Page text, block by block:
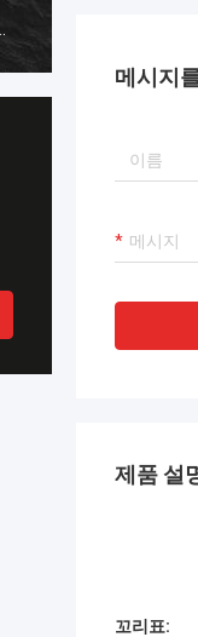
메시지
제품 설
꼬리표: